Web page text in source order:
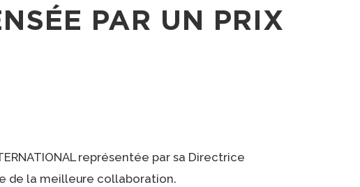
PAR UN PRIX
représentée par sa Directrice
de la meilleure collaboration.